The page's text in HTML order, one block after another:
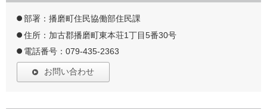
部署：播磨町住民協働部住民課
住所：加古郡播磨町東本荘1丁目5番30号
電話番号：079-435-2363
お問い合わせ